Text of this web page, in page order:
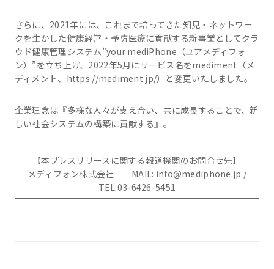
さらに、2021年には、これまで培ってきた知見・ネットワー
クを生かした健康経営・予防医療に貢献する新事業としてクラ
ウド健康管理システム”your mediPhone（ユアメディフォ
ン）”を立ち上げ、2022年5月にサービス名をmediment（メ
ディメント、https://mediment.jp/）と変更いたしました。
企業理念は『多様な人々が支え合い、共に成長することで、新
しい社会システムの構築に貢献する』。
【本プレスリリースに関する報道機関のお問合せ先】
メディフォン株式会社 MAIL: info@mediphone.jp /
TEL:03-6426-5451